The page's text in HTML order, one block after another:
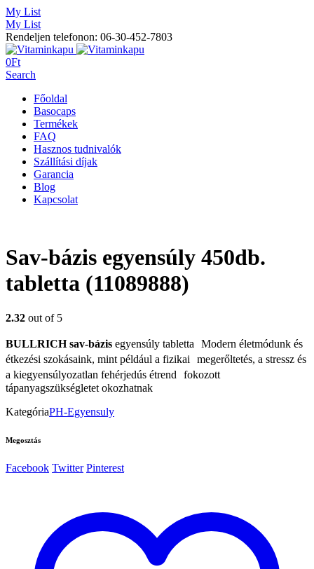
My List
My List
Rendeljen telefonon: 06-30-452-7803
0Ft
Search
Főoldal
Basocaps
Termékek
FAQ
Hasznos tudnivalók
Szállítási díjak
Garancia
Blog
Kapcsolat
Sav-bázis egyensúly 450db.
tabletta (11089888)
2.32 out of 5
BULLRICH sav-bázis egyensúly tabletta Modern életmódunk és
étkezési szokásaink, mint például a fizikai megerőltetés, a stressz és
a kiegyensúlyozatlan fehérjedús étrend fokozott
tápanyagszükségletet okozhatnak
KategóriaPH-Egyensuly
Megosztás
Facebook Twitter Pinterest